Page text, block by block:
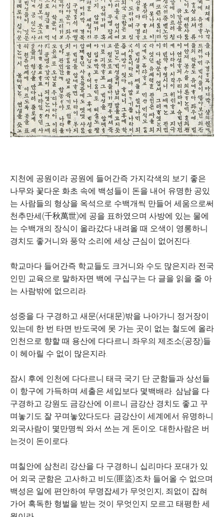
지천에 공원이라 공원에 들어간즉 가지각색의 보기 좋은
나무와 꽃다운 화초 속에 백성들이 돈을 내어 유명한 공있
는 사람들의 형상을 옥석으로 수백개씩 만들어 세움으로써
천추만세(千秋萬世)에 공을 표하였으며 사방에 있는 물에
는 수백개의 장식이 올라갔다 내려올 때 오색이 영롱하니
경치도 좋거니와 풍악 소리에 세상 근심이 없어진다.
학교마다 들어간즉 학교들도 크거니와 수도 많은지라 전국
인민 교육으로 말하자면 백에 구십구는 다 글을 읽을 줄 아
는 사람밖에 없으리라.
성중을 다 구경하고 새문(서대문)밖을 나아가니 정거장이
있는데 한 번 타면 반도국에 못 가는 곳이 없는 철도에 올라
인천으로 향할 때 용산에 다다르니 좌우의 제조소(공장)들
이 헤아릴 수 없이 많은지라.
잠시 후에 인천에 다다르니 태극 국기 단 군함들과 상선들
이 항구에 가득하며 세출은 세입보다 몇백배라. 삼남을 다
구경하고 강원도 금강산에 이르니 금강산 경치도 좋고 꾸
며놓기도 잘 꾸며놓았다도다. 금강산이 세계에서 유명하니
외국사람이 몇만명씩 와서 쓰는 게 돈이오. 대한사람은 버
는것이 돈이로다.
며칠안에 삼천리 강산을 다 구경하니 십리마다 포대가 있
어 외국 군함은 고사하고 비도(匪盜)조차 들어올 수 없으며
백성은 일에 편안하여 무명잡세가 무엇인지, 죄없이 잡혀
가어 혹독한 형벌을 받는 것이 무엇인지 모르고 태평한 세